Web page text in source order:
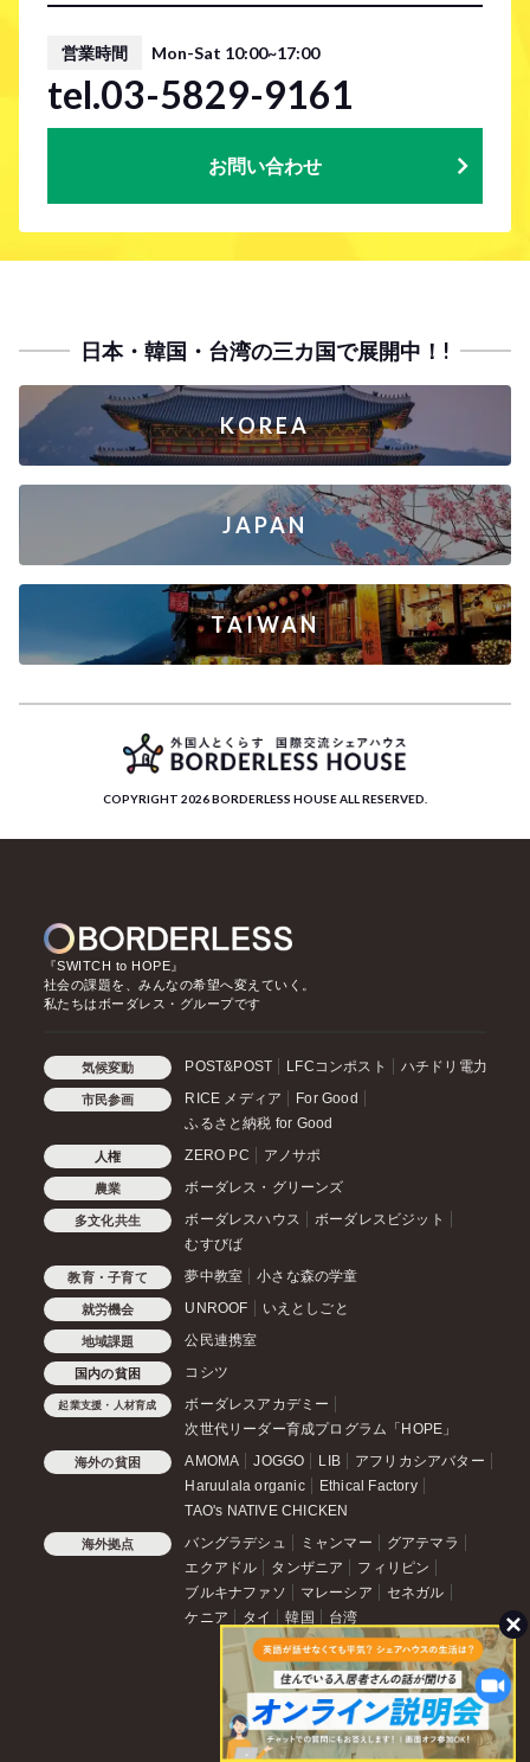
営業時間 Mon-Sat 10:00~17:00
tel.03-5829-9161
お問い合わせ
日本・韓国・台湾の三カ国で展開中！!
KOREA
JAPAN
TAIWAN
COPYRIGHT 2026 BORDERLESS HOUSE ALL RESERVED.
『SWITCH to HOPE』
社会の課題を、みんなの希望へ変えていく。
私たちはボーダレス・グループです
気候変動 POST&POST LFCコンポスト ハチドリ電力
市民参画 RICE メディア
For Good
ふるさと納税 for Good
人権 ZERO PC アノサポ
農業 ボーダレス・グリーンズ
多文化共生 ボーダレスハウス
ボーダレスビジット
むすびば
教育・子育て 夢中教室 小さな森の学童
就労機会 UNROOF いえとしごと
地域課題 公民連携室
国内の貧困 コシツ
起業支援・人材育成
ボーダレスアカデミー
次世代リーダー育成プログラム「HOPE」
海外の貧困 AMOMA JOGGO LIB
アフリカシアバター
Haruulala organic
Ethical Factory
TAO's NATIVE CHICKEN
海外拠点 バングラデシュ ミャンマー
グアテマラ
エクアドル
タンザニア
フィリピン
ブルキナファソ
マレーシア
セネガル
ケニア
タイ 韓国 台湾